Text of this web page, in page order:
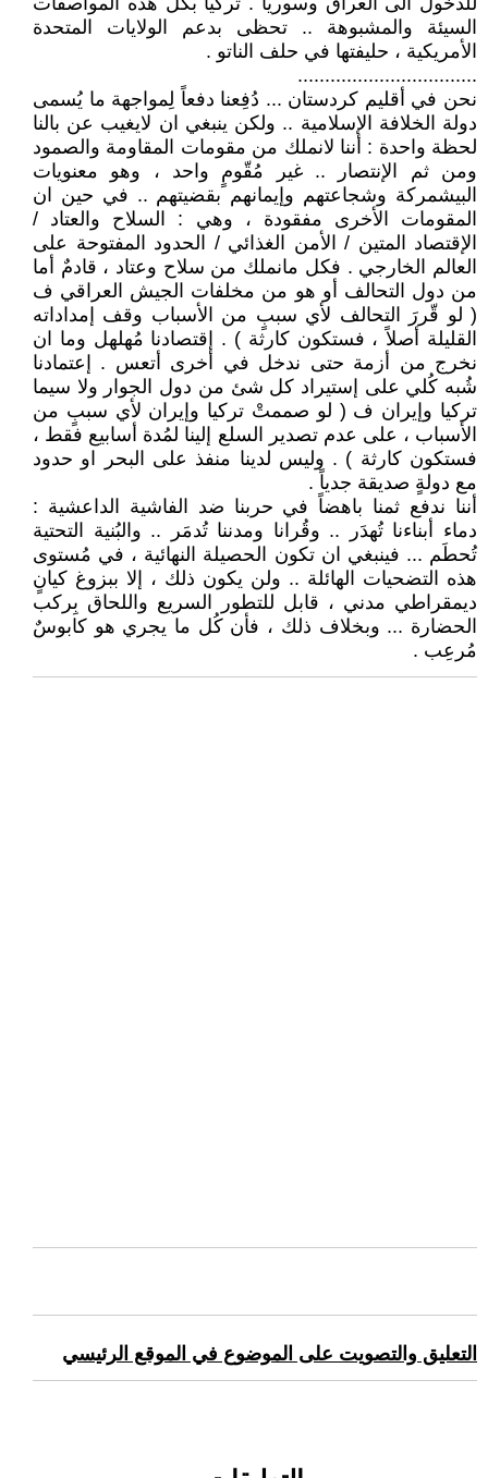
السيئة والمشبوهة .. تحظى بدعم الولايات المتحدة
الأمريكية ، حليفتها في حلف الناتو .
.................................
نحن في أقليم كردستان ... دُفِعنا دفعاً لِمواجهة ما يُسمى
دولة الخلافة الإسلامية .. ولكن ينبغي ان لايغيب عن بالنا
لحظة واحدة : أننا لانملك من مقومات المقاومة والصمود
ومن ثم الإنتصار .. غير مُقّومٍ واحد ، وهو معنويات
البيشمركة وشجاعتهم وإيمانهم بقضيتهم .. في حين ان
المقومات الأخرى مفقودة ، وهي : السلاح والعتاد /
الإقتصاد المتين / الأمن الغذائي / الحدود المفتوحة على
العالم الخارجي . فكل مانملك من سلاح وعتاد ، قادمٌ أما
من دول التحالف أو هو من مخلفات الجيش العراقي ف
( لو قّررَ التحالف لأي سببٍ من الأسباب وقف إمداداته
القليلة أصلاً ، فستكون كارثة ) . إقتصادنا مُهلهل وما ان
نخرج من أزمة حتى ندخل في أخرى أتعس . إعتمادنا
شُبه كُلي على إستيراد كل شئ من دول الجوار ولا سيما
تركيا وإيران ف ( لو صممتْ تركيا وإيران لأي سببٍ من
الأسباب ، على عدم تصدير السلع إلينا لمُدة أسابيع فقط ،
فستكون كارثة ) . وليس لدينا منفذ على البحر او حدود
مع دولةٍ صديقة جدياً .
أننا ندفع ثمنا باهضاً في حربنا ضد الفاشية الداعشية :
دماء أبناءنا تُهدَر .. وقُرانا ومدننا تُدمَر .. والبُنية التحتية
تُحطَم ... فينبغي ان تكون الحصيلة النهائية ، في مُستوى
هذه التضحيات الهائلة .. ولن يكون ذلك ، إلا ببزوغ كيانٍ
ديمقراطي مدني ، قابل للتطور السريع واللحاق بِركب
الحضارة ... وبخلاف ذلك ، فأن كُل ما يجري هو كابوسٌ
مُرعِب .
التعليق والتصويت على الموضوع في الموقع الرئيسي